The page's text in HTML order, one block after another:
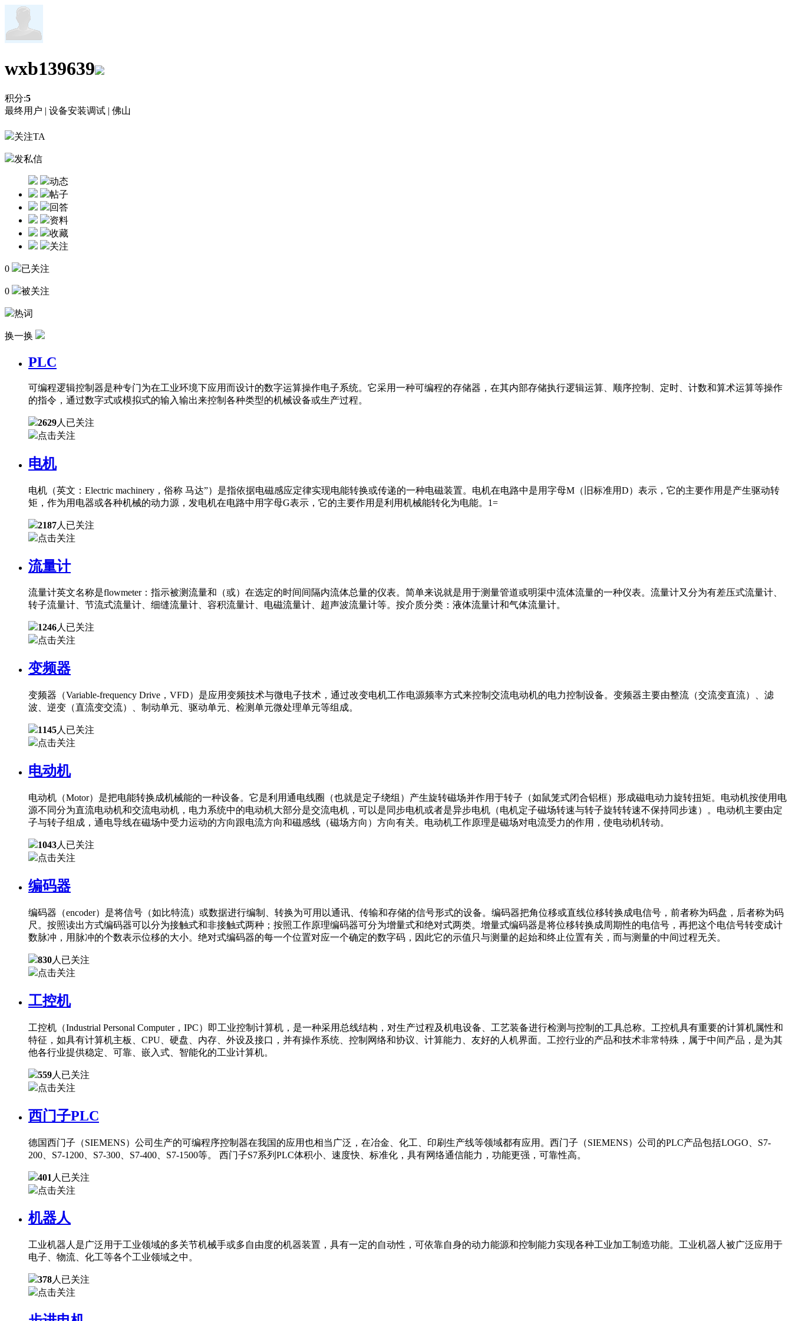
wxb139639
积分:5
最终用户 | 设备安装调试 | 佛山
关注TA
发私信
动态
帖子
回答
资料
收藏
关注
0 已关注
0 被关注
热词
换一换
PLC
可编程逻辑控制器是种专门为在工业环境下应用而设计的数字运算操作电子系统。它采用一种可编程的存储器，在其内部存储执行逻辑运算、顺序控制、定时、计数和算术运算等操作
的指令，通过数字式或模拟式的输入输出来控制各种类型的机械设备或生产过程。
2629人已关注
点击关注
电机
电机（英文：Electric machinery，俗称 马达”）是指依据电磁感应定律实现电能转换或传递的一种电磁装置。电机在电路中是用字母M（旧标准用D）表示，它的主要作用是产生驱动转
矩，作为用电器或各种机械的动力源，发电机在电路中用字母G表示，它的主要作用是利用机械能转化为电能。1=
2187人已关注
点击关注
流量计
流量计英文名称是flowmeter：指示被测流量和（或）在选定的时间间隔内流体总量的仪表。简单来说就是用于测量管道或明渠中流体流量的一种仪表。流量计又分为有差压式流量计、
转子流量计、节流式流量计、细缝流量计、容积流量计、电磁流量计、超声波流量计等。按介质分类：液体流量计和气体流量计。
1246人已关注
点击关注
变频器
变频器（Variable-frequency Drive，VFD）是应用变频技术与微电子技术，通过改变电机工作电源频率方式来控制交流电动机的电力控制设备。变频器主要由整流（交流变直流）、滤
波、逆变（直流变交流）、制动单元、驱动单元、检测单元微处理单元等组成。
1145人已关注
点击关注
电动机
电动机（Motor）是把电能转换成机械能的一种设备。它是利用通电线圈（也就是定子绕组）产生旋转磁场并作用于转子（如鼠笼式闭合铝框）形成磁电动力旋转扭矩。电动机按使用电
源不同分为直流电动机和交流电动机，电力系统中的电动机大部分是交流电机，可以是同步电机或者是异步电机（电机定子磁场转速与转子旋转转速不保持同步速）。电动机主要由定
子与转子组成，通电导线在磁场中受力运动的方向跟电流方向和磁感线（磁场方向）方向有关。电动机工作原理是磁场对电流受力的作用，使电动机转动。
1043人已关注
点击关注
编码器
编码器（encoder）是将信号（如比特流）或数据进行编制、转换为可用以通讯、传输和存储的信号形式的设备。编码器把角位移或直线位移转换成电信号，前者称为码盘，后者称为码
尺。按照读出方式编码器可以分为接触式和非接触式两种；按照工作原理编码器可分为增量式和绝对式两类。增量式编码器是将位移转换成周期性的电信号，再把这个电信号转变成计
数脉冲，用脉冲的个数表示位移的大小。绝对式编码器的每一个位置对应一个确定的数字码，因此它的示值只与测量的起始和终止位置有关，而与测量的中间过程无关。
830人已关注
点击关注
工控机
工控机（Industrial Personal Computer，IPC）即工业控制计算机，是一种采用总线结构，对生产过程及机电设备、工艺装备进行检测与控制的工具总称。工控机具有重要的计算机属性和
特征，如具有计算机主板、CPU、硬盘、内存、外设及接口，并有操作系统、控制网络和协议、计算能力、友好的人机界面。工控行业的产品和技术非常特殊，属于中间产品，是为其
他各行业提供稳定、可靠、嵌入式、智能化的工业计算机。
559人已关注
点击关注
西门子PLC
德国西门子（SIEMENS）公司生产的可编程序控制器在我国的应用也相当广泛，在冶金、化工、印刷生产线等领域都有应用。西门子（SIEMENS）公司的PLC产品包括LOGO、S7-
200、S7-1200、S7-300、S7-400、S7-1500等。 西门子S7系列PLC体积小、速度快、标准化，具有网络通信能力，功能更强，可靠性高。
401 人已关注
点击关注
机器人
工业机器人是广泛用于工业领域的多关节机械手或多自由度的机器装置，具有一定的自动性，可依靠自身的动力能源和控制能力实现各种工业加工制造功能。工业机器人被广泛应用于
电子、物流、化工等各个工业领域之中。
378人已关注
点击关注